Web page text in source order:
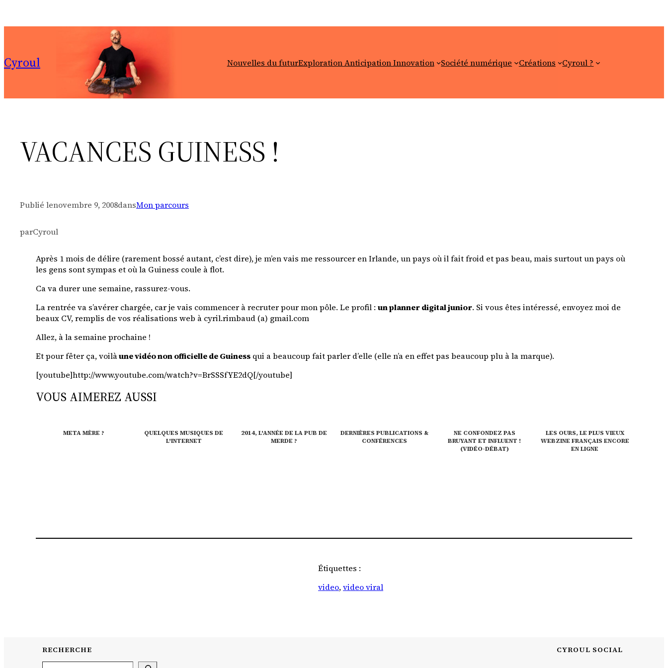
Cyroul Nouvelles du futurExploration Anticipation Innovation Société numérique Créations Cyroul ?
VACANCES GUINESS !
Publié lenovembre 9, 2008dansMon parcours
parCyroul
Après 1 mois de délire (rarement bossé autant, c’est dire), je m’en vais me ressourcer en Irlande, un pays où il fait froid et pas beau, mais surtout un pays où
les gens sont sympas et où la Guiness coule à flot.
Ca va durer une semaine, rassurez-vous.
La rentrée va s’avérer chargée, car je vais commencer à recruter pour mon pôle. Le profil : un planner digital junior. Si vous êtes intéressé, envoyez moi de
beaux CV, remplis de vos réalisations web à cyril.rimbaud (a) gmail.com
Allez, à la semaine prochaine !
Et pour fêter ça, voilàune vidéo non officielle de Guiness qui a beaucoup fait parler d’elle (elle n’a en effet pas beaucoup plu à la marque).
[youtube]http://www.youtube.com/watch?v=BrSSSfYE2dQ[/youtube]
VOUS AIMEREZ AUSSI
META MÈRE ?
QUELQUES MUSIQUES DE
L'INTERNET
2014, L'ANNÉE DE LA PUB DE
MERDE ?
DERNIÈRES PUBLICATIONS &
CONFÉRENCES
NE CONFONDEZ PAS
BRUYANT ET INFLUENT !
(VIDÉO-DÉBAT)
LES OURS, LE PLUS VIEUX
WEBZINE FRANÇAIS ENCORE
EN LIGNE
Étiquettes :
video, video viral
RECHERCHE CYROUL SOCIAL